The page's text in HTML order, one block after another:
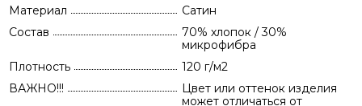
Материал
Сатин
Состав
70% хлопок / 30%
микрофибра
Плотность
120 г/м2
ВАЖНО!!!
Цвет или оттенок изделия
может отличаться от